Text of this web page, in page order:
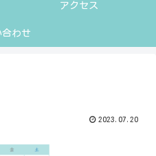
アクセス
合わせ
2023.07.20